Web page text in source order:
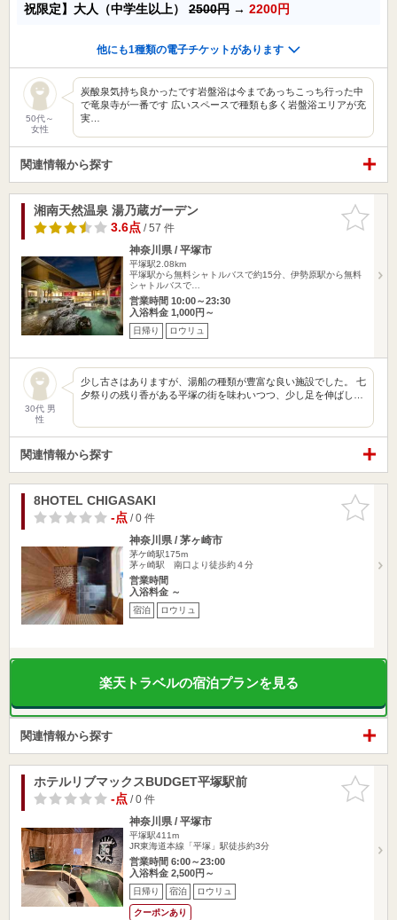
祝限定】大人（中学生以上） 2500円 → 2200円
他にも1種類の電子チケットがあります
50代～
女性
炭酸泉気持ち良かったです岩盤浴は今まであっちこっち行った中
で竜泉寺が一番です 広いスペースで種類も多く岩盤浴エリアが充
実…
関連情報から探す
お気に入
りに追加
湘南天然温泉 湯乃蔵ガーデン
3.6点/ 57 件
神奈川県 / 平塚市
平塚駅2.08km
平塚駅から無料シャトルバスで約15分、伊勢原駅から無料
シャトルバスで…
営業時間 10:00～23:30
入浴料金 1,000円～
日帰り ロウリュ
30代 男
性
少し古さはありますが、湯船の種類が豊富な良い施設でした。 七
夕祭りの残り香がある平塚の街を味わいつつ、少し足を伸ばし…
関連情報から探す
お気に入
りに追加
8HOTEL CHIGASAKI
-点/ 0 件
神奈川県 / 茅ヶ崎市
茅ケ崎駅175m
茅ヶ崎駅 南口より徒歩約４分
営業時間
入浴料金 ～
宿泊 ロウリュ
楽天トラベルの宿泊プランを見る
関連情報から探す
お気に入
りに追加
ホテルリブマックスBUDGET平塚駅前
-点/ 0 件
神奈川県 / 平塚市
平塚駅411m
JR東海道本線「平塚」駅徒歩約3分
営業時間 6:00～23:00
入浴料金 2,500円～
日帰り 宿泊 ロウリュ
クーポンあり